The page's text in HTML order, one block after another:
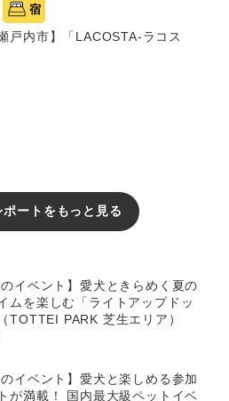
宿
戸内市】「LACOSTA-ラコス
ポートをもっと見る
のイベント】愛犬ときらめく夏の
ムを楽しむ「ライトアップドッ
TOTTEI PARK 芝生エリア）
のイベント】愛犬と楽しめる参加
が満載！ 国内最大級ペットイベ